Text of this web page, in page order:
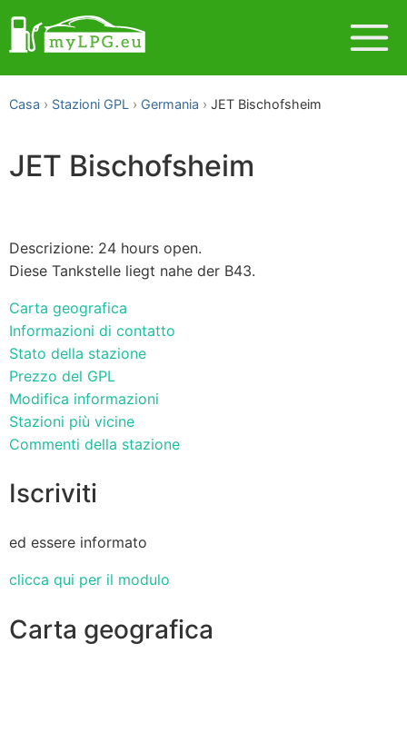
Casa Stazioni GPL Germania JET Bischofsheim
JET Bischofsheim
Descrizione: 24 hours open.
Diese Tankstelle liegt nahe der B43.
Carta geografica
Informazioni di contatto
Stato della stazione
Prezzo del GPL
Modifica informazioni
Stazioni più vicine
Commenti della stazione
Iscriviti
ed essere informato
clicca qui per il modulo
Carta geografica